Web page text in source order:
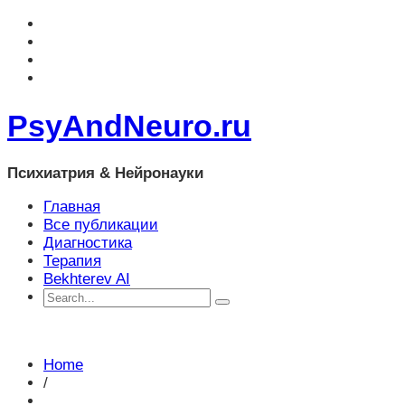
PsyAndNeuro.ru
Психиатрия & Нейронауки
Главная
Все публикации
Диагностика
Терапия
Bekhterev AI
Home
/